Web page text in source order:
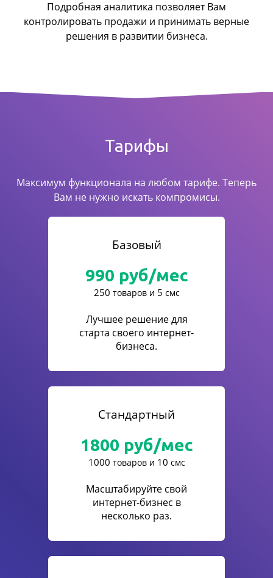
Подробная аналитика позволяет Вам
контролировать продажи и принимать верные
решения в развитии бизнеса.
Тарифы
Максимум функционала на любом тарифе. Теперь
Вам не нужно искать компромисы.
Базовый
990 руб/мес
250 товаров и 5 смс
Лучшее решение для
старта своего интернет-
бизнеса.
Стандартный
1800 руб/мес
1000 товаров и 10 смс
Масштабируйте свой
интернет-бизнес в
несколько раз.